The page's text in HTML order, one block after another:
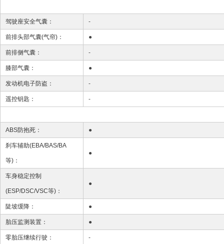
驾驶座安全气囊： -
前排头部气囊(气帘)： ●
前排侧气囊： -
膝部气囊： ●
发动机电子防盗： -
遥控钥匙： -
ABS防抱死： ●
刹车辅助(EBA/BAS/BA
等)：
●
车身稳定控制
(ESP/DSC/VSC等)：
●
陡坡缓降： ●
胎压监测装置： ●
零胎压继续行驶： -